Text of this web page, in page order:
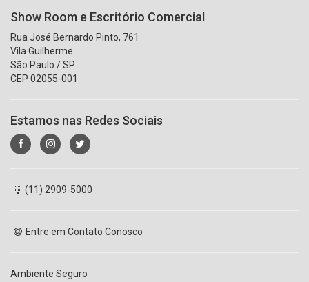
Show Room e Escritório Comercial
Rua José Bernardo Pinto, 761
Vila Guilherme
São Paulo / SP
CEP 02055-001
Estamos nas Redes Sociais
(11) 2909-5000
Entre em Contato Conosco
Ambiente Seguro